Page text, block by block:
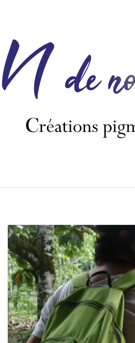
VOYAGES
CARNETS DE VOYAGE
A PROPOS
CRÉATIONS